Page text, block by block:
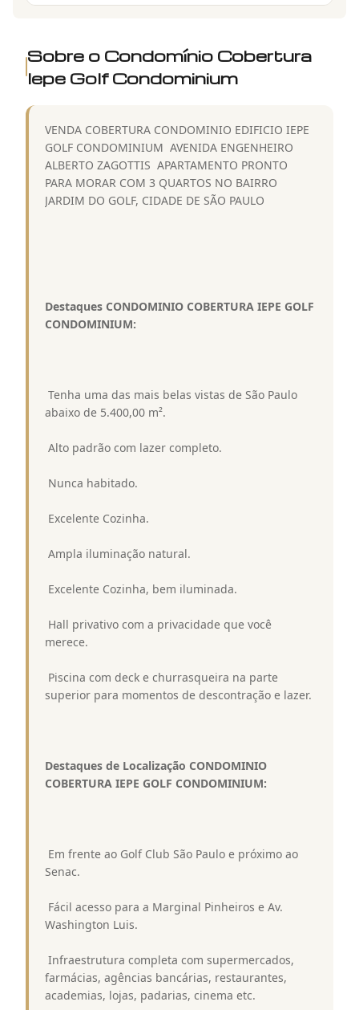
Sobre o Condomínio Cobertura
Iepe Golf Condominium
VENDA COBERTURA CONDOMINIO EDIFICIO IEPE
GOLF CONDOMINIUM  AVENIDA ENGENHEIRO
ALBERTO ZAGOTTIS  APARTAMENTO PRONTO
PARA MORAR COM 3 QUARTOS NO BAIRRO
JARDIM DO GOLF, CIDADE DE SÃO PAULO
Destaques CONDOMINIO COBERTURA IEPE GOLF
CONDOMINIUM:
 Tenha uma das mais belas vistas de São Paulo
abaixo de 5.400,00 m².
 Alto padrão com lazer completo.
 Nunca habitado.
 Excelente Cozinha.
 Ampla iluminação natural.
 Excelente Cozinha, bem iluminada.
 Hall privativo com a privacidade que você
merece.
 Piscina com deck e churrasqueira na parte
superior para momentos de descontração e lazer.
Destaques de Localização CONDOMINIO
COBERTURA IEPE GOLF CONDOMINIUM:
 Em frente ao Golf Club São Paulo e próximo ao
Senac.
 Fácil acesso para a Marginal Pinheiros e Av.
Washington Luis.
 Infraestrutura completa com supermercados,
farmácias, agências bancárias, restaurantes,
academias, lojas, padarias, cinema etc.